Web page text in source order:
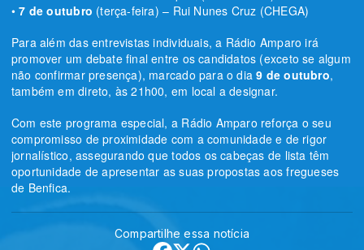
•7 de outubro (terça-feira) – Rui Nunes Cruz (CHEGA)
Para além das entrevistas individuais, a Rádio Amparo irá
promover um debate final entre os candidatos (exceto se algum
não confirmar presença), marcado para o dia9 de outubro,
também em direto, às 21h00, em local a designar.
Com este programa especial, a Rádio Amparo reforça o seu
compromisso de proximidade com a comunidade e de rigor
jornalístico, assegurando que todos os cabeças de lista têm
oportunidade de apresentar as suas propostas aos fregueses
de Benfica.
Compartilhe essa notícia